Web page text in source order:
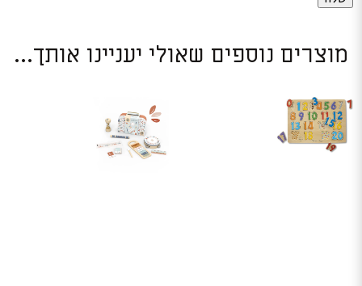
מוצרים נוספים שאולי יעניינו אותך...